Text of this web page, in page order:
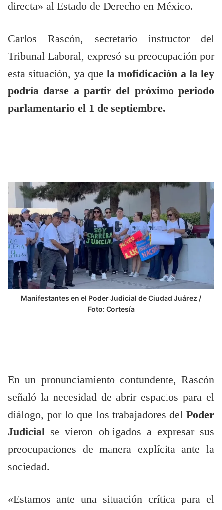
directa» al Estado de Derecho en México.
Carlos Rascón, secretario instructor del
Tribunal Laboral, expresó su preocupación por
esta situación, ya que la mofidicación a la ley
podría darse a partir del próximo periodo
parlamentario el 1 de septiembre.
Manifestantes en el Poder Judicial de Ciudad Juárez /
Foto: Cortesía
En un pronunciamiento contundente, Rascón
señaló la necesidad de abrir espacios para el
diálogo, por lo que los trabajadores del Poder
Judicial se vieron obligados a expresar sus
preocupaciones de manera explícita ante la
sociedad.
«Estamos ante una situación crítica para el